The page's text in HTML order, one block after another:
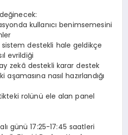
ğinecek:
kullanıcıbenimsemesini
destekli hale geldikçe
ıl evrildiği
zekâ destekli karar destek
aşamasına nasıl hazırlandığı
rolünü ele alan panel
ı günü17:25-17:45 saatleri